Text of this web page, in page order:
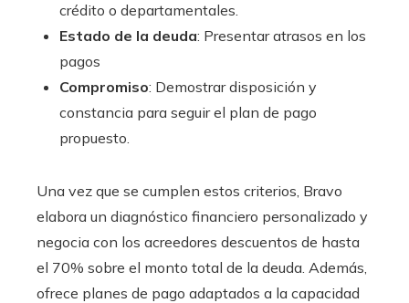
crédito o departamentales.​
Estado de la deuda: Presentar atrasos en los
pagos
Compromiso: Demostrar disposición y
constancia para seguir el plan de pago
propuesto.​
Una vez que se cumplen estos criterios, Bravo
elabora un diagnóstico financiero personalizado y
negocia con los acreedores descuentos de hasta
el 70% sobre el monto total de la deuda. Además,
ofrece planes de pago adaptados a la capacidad